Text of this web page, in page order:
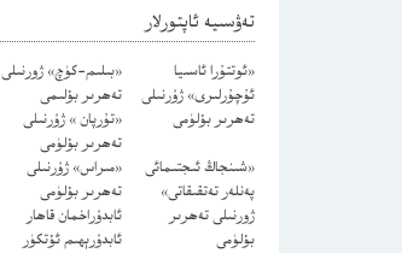
تەۋسىيە ئاپتورلار
«ئوتتۇرا ئاسىيا
ئۇچۇرلىرى» ژۇرنىلى
تەھرىر بۆلۈمى
«بىلىم-كۈچ» ژورنىلى
تەھرىر بۆلىمى
«تۇرپان » ژۇرنىلى
تەھرىر بۆلۈمى
«شىنجاڭ ئىجتىمائى
پەنلەر تەتقىقاتى»
ژورنىلى تەھرىر
بۆلۈمى
«مىراس» ژۇرنىلى
تەھرىر بۆلۈمى
ئابدۇراخمان قاھار
ئابدۇرېھىم ئۆتكۈر